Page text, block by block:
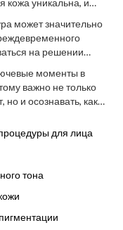
кожа уникальна, и
может значительно
на решении
моменты в
важно не только
и осознавать, как
для лица
тона